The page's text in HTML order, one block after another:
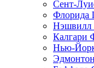
Сент-
Флорида
Нэшвилл
Калгари
Нью-